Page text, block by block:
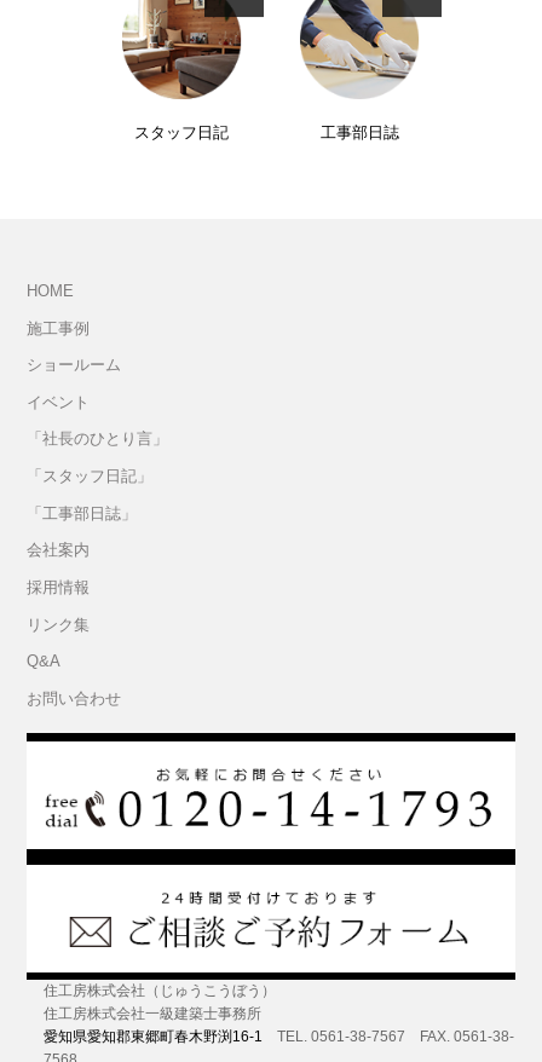
スタッフ日記 工事部日誌
HOME
施工事例
ショールーム
イベント
「社長のひとり言」
「スタッフ日記」
「工事部日誌」
会社案内
採用情報
リンク集
Q&A
お問い合わせ
住工房株式会社（じゅうこうぼう）
住工房株式会社一級建築士事務所
愛知県愛知郡東郷町春木野渕16-1
TEL. 0561-38-7567 FAX. 0561-38-